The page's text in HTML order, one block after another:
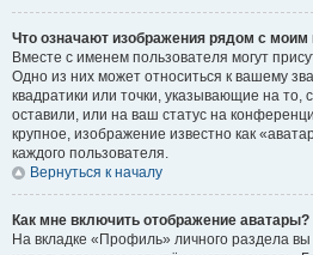
Что означают изображения рядом с
Вместе с именем пользователя могут
Одно из них может относиться к вашему
квадратики или точки, указывающие на то,
оставили, или на ваш статус на
крупное, изображение известно как
каждого пользователя.
Вернуться к началу
Как мне включить отображение аватары?
На вкладке «Профиль» личного раздела